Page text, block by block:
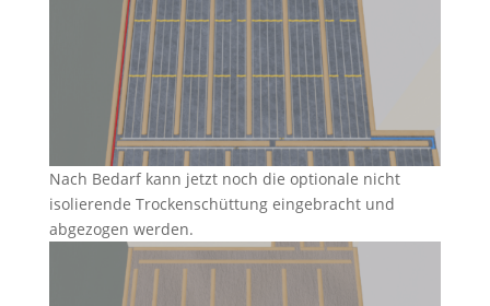
Nach Bedarf kann jetzt noch die optionale nicht
isolierende Trockenschüttung eingebracht und
abgezogen werden.